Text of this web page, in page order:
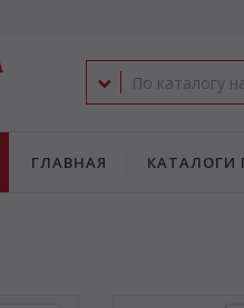
ГЛАВНАЯ КАТАЛОГИ